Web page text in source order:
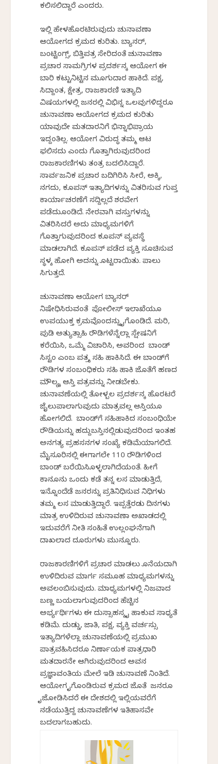
ಕಲಿಸಲಿದ್ದಾರೆ ಎಂದರು.
ಇಲ್ಲಿ ಹೇಳಹೊರಟಿರುವುದು ಚುನಾವಣಾ
ಆಯೋಗದ ಕ್ರಮದ ಕುರಿತು. ಬ್ಯಾನರ್,
ಬಂಟ್ಟಿಂಗ್ಸ್, ಬಿತ್ತಿಪತ್ರ ಸೇರಿದಂತೆ ಚುನಾವಣಾ
ಪ್ರಚಾರ ಸಾಮಗ್ರಿಗಳ ಪ್ರದರ್ಶನಕ್ಕೆ ಆಯೋಗ ಈ
ಬಾರಿ ಕಟ್ಟುನಿಟ್ಟಿನ ಮೂಗುದಾರ ಹಾಕಿದೆ. ಪಕ್ಷ,
ಸಿದ್ದಾಂತ, ಕ್ಷೇತ್ರ, ರಾಜಕಾರಣಿ ಇತ್ಯಾದಿ
ವಿಷಯಗಳಲ್ಲಿ ಜನರಲ್ಲಿ ವಿಭಿನ್ನ ಒಲವುಗಳಿದ್ದರೂ
ಚುನಾವಣಾ ಆಯೋಗದ ಕ್ರಮದ ಕುರಿತು
ಯಾವುದೇ ಮತದಾರನಿಗೆ ಭಿನ್ನಾಭಿಪ್ರಾಯ
ಇದ್ದಂತಿಲ್ಲ. ಆಯೋಗ ವಿರುದ್ಧ ತಮ್ಮ ಆಟ
ಫಲಿಸದು ಎಂದು ಗೊತ್ತಾಗಿರುವುದರಿಂದ
ರಾಜಕಾರಣಿಗಳು ತಂತ್ರ ಬದಲಿಸಿದ್ದಾರೆ.
ಸಾರ್ವಜನಿಕ ಪ್ರಚಾರ ಬದಿಗಿರಿಸಿ ಸೀರೆ, ಅಕ್ಕಿ,
ನಗದು, ಕೂಪನ್ ಇತ್ಯಾದಿಗಳನ್ನು ವಿತರಿಸುವ ಗುಪ್ತ
ಕಾರ್ಯಾಚರಣೆಗೆ ಸದ್ದಿಲ್ಲದೆ ಶರವೇಗ
ಪಡೆದುಕೊಂಡಿದೆ. ನೇರವಾಗಿ ವಸ್ತುಗಳನ್ನು
ವಿತರಿಸಿದರೆ ಅದು ಮಾಧ್ಯಮಗಳಿಗೆ
ಗೊತ್ತಾಗುವುದರಿಂದ ಕೂಪನ್ ವ್ಯವಸ್ಥೆ
ಮಾಡಲಾಗಿದೆ. ಕೂಪನ್ ಪಡೆದ ವ್ಯಕ್ತಿ ಸೂಚಿಸುವ
ಸ್ಥಳಕ್ಕೆ ಹೋಗಿ ಅದನ್ನು ಕೊಟ್ಟರಾಯಿತು. ಪಾಲು
ಸಿಗುತ್ತದೆ.
ಚುನಾವಣಾ ಆಯೋಗ ಬ್ಯಾನರ್
ನಿಷೇಧಿಸಿರುವಂತೆ ಪೋಲೀಸ್ ಇಲಾಖೆಯೂ
ಉಪಯುಕ್ತ ಕ್ರಮವೊಂದನ್ನು ಕೈಗೊಂಡಿದೆ. ಮರಿ,
ಪುಡಿ ಅತ್ಯುತ್ಸಾಹಿ ರೌಡಿಗಳೆನ್ನೆಲ್ಲಾ ಸ್ಷೇಷನಿಗೆ
ಕರೆಯಿಸಿ, ಒಮ್ಮೆ ವಿಚಾರಿಸಿ, ಅವರಿಂದ ಬಾಂಡ್
ಸಿಸ್ಟಂ ಎಂಬ ಪತ್ರಕ್ಕೆ ಸಹಿ ಹಾಕಿಸಿದೆ. ಈ ಬಾಂಡ್‌ಗೆ
ರೌಡಿಗಳ ಸಂಬಂಧಿಕರು ಸಹಿ ಹಾಕಿ ಜೊತೆಗೆ ಹಣದ
ಮೌಲ್ಯಕ್ಕೆ ಆಸ್ತಿ ಪತ್ರವನ್ನು ನೀಡಬೇಕು.
ಚುನಾವಣೆಯಲ್ಲಿ ತೋಳ್ಬಲ ಪ್ರದರ್ಶನಕ್ಕೆ ಹೊರಟರೆ
ಜೈಲುಪಾಲಾಗುವುದು ಮಾತ್ರವಲ್ಲ ಆಸ್ತಿಯೂ
ಹೋಗಲಿದೆ. ಬಾಂಡ್‌ಗೆ ಸಹಿಹಾಕಿದ ಸಂಬಂಧಿಯೇ
ರೌಡಿಯನ್ನು ಹದ್ದುಬಸ್ತಿನಲ್ಲಿಡುವುದರಿಂದ ಇಂತಹ
ಅನಗತ್ಯ ಪ್ರಹಸನಗಳ ಸಂಖ್ಯೆ ಕಡಿಮೆಯಾಗಲಿದೆ.
ಮೈಸೂರಿನಲ್ಲಿ ಈಗಾಗಲೇ 110 ರೌಡಿಗಳಿಂದ
ಬಾಂಡ್ ಬರೆಯಿಸಿಕೊಳ್ಳಲಾಗಿದೆಯಂತೆ. ಹೀಗೆ
ಕಾನೂನು ಒಂದು ಕಡೆ ತನ್ನ ಕೆಲಸ ಮಾಡುತ್ತಿದೆ,
ಇನ್ನೊಂದೆಡೆ ಜನರನ್ನು ಪ್ರತಿನಿಧಿಸುವ ನಿಧಿಗಳು
ತಮ್ಮ ಕೆಲಸ ಮಾಡುತ್ತಿದ್ದಾರೆ. ಇಪ್ಪತ್ತೆರಡು ದಿನಗಳು
ಮಾತ್ರ ಉಳಿದಿರುವ ಚುನಾವಣಾ ಅಖಾಡದಲ್ಲಿ
ಇದುವರೆಗೆ ನೀತಿ ಸಂಹಿತೆ ಉಲ್ಲಂಘನೆಗಾಗಿ
ದಾಖಲಾದ ದೂರುಗಳು ಮುನ್ನೂರು.
ರಾಜಕಾರಣಿಗಳಿಗೆ ಪ್ರಚಾರ ಮಾಡಲು ಕೊನೆಯದಾಗಿ
ಉಳಿದಿರುವ ಮಾರ್ಗ ಸಮೂಹ ಮಾಧ್ಯಮಗಳನ್ನು
ಅವಲಂಬಿಸುವುದು. ಮಾಧ್ಯಮಗಳಲ್ಲಿ ನಿಜವಾದ
ಬಣ್ಣ ಬಯಲಾಗುವುದರಿಂದ ಹೆಚ್ಚಿನ
ಅರ್ಭ್ಯರ್ಥಿಗಳು ಈ ದುಸ್ಸಾಹಸಕ್ಕೆ ಕೈ ಹಾಕುವ ಸಾಧ್ಯತೆ
ಕಡಿಮೆ. ದುಡ್ಡು, ಜಾತಿ, ಪಕ್ಷ, ವ್ಯಕ್ತಿ ವರ್ಚಸ್ಸು
ಇತ್ಯಾದಿಗಳೆಲ್ಲಾ ಚುನಾವಣೆಯಲ್ಲಿ ಪ್ರಮುಖ
ಪಾತ್ರವಹಿಸಿದರೂ ನಿರ್ಣಾಯಕ ಪಾತ್ರಧಾರಿ
ಮತದಾರನೇ ಆಗಿರುವುದರಿಂದ ಅವನ
ಪ್ರಜ್ಞಾವಂತಿಕೆಯ ಮೇಲೆ ಇಡಿ ಚುನಾವಣೆ ನಿಂತಿದೆ.
ಆಯೋಗ ಕೈಗೊಂಡಿರುವ ಕ್ರಮದ ಜೊತೆ ಜನರೂ
ಕೈಜೋಡಿಸಿದರೆ ಈ ದೇಶದಲ್ಲಿ ಇಲ್ಲಿಯವರೆಗೆ
ನಡೆಯುತ್ತಿದ್ದ ಚುನಾವಣೆಗಳ ಇತಿಹಾಸವೇ
ಬದಲಾಗಬಹುದು.